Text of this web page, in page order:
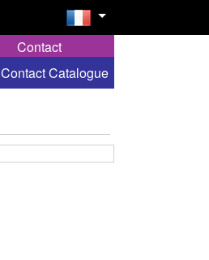
Contact Catalogue
Contact